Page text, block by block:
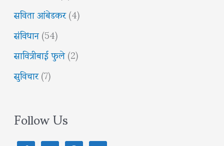
सविता आंबेडकर(4)
संविधान(54)
सावित्रीबाई फुले(2)
सुविचार(7)
Follow Us